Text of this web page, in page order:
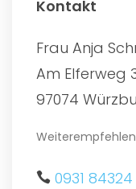
Kontakt
Frau Anja
Am Elferweg
97074
0931 84324